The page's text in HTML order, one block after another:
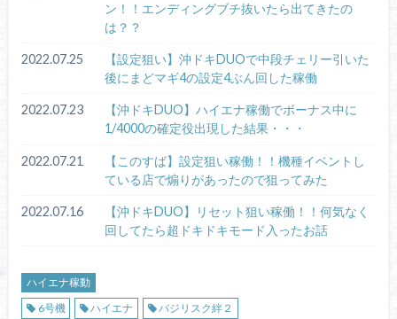
ン！！エンディングブチ抜いたら出てきたの
は？？
2022.07.25
【設定狙い】沖ドキDUOで中段チェリー引いた
後にまどマギ4の設定4ぶん回した稼働
2022.07.23
【沖ドキDUO】ハイエナ稼働でボーナス中に
1/4000の確定役出現した結果・・・
2022.07.21
【このすば】設定狙い稼働！！機種イベントし
ている店で煽りがあったので狙ってみた
2022.07.16
【沖ドキDUO】リセット狙い稼働！！何気なく
回してたら超ドキドキモード入ったお話
ハイエナ稼動
6号機
ハイエナ バジリスク絆２